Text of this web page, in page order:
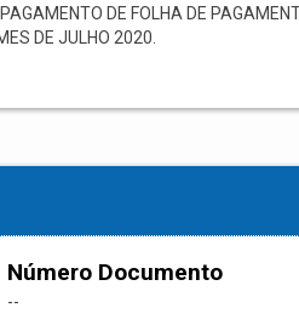
DE FOLHA DE
DE JULHO 2020.
Número Documento
--